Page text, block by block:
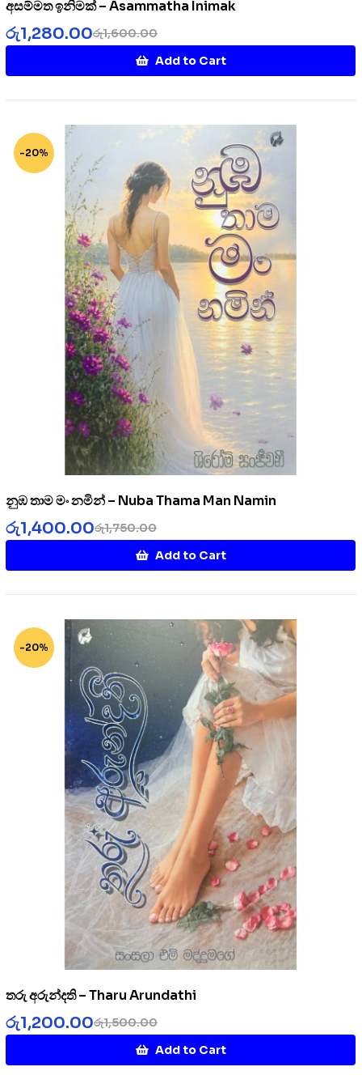
අසම්මත ඉනිමක් – Asammatha Inimak
රු1,600.00
රු1,280.00
Add to Cart
-20%
නුඹ තාම මං නමින් – Nuba Thama Man Namin
රු1,750.00
රු1,400.00
Add to Cart
-20%
තරු අරුන්දති – Tharu Arundathi
රු1,500.00
රු1,200.00
Add to Cart